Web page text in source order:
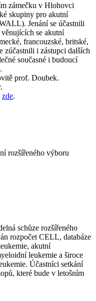
zámečku v Hlohovci
skupiny pro akutní
Jenání se účastnili
se akutní
francouzské, britské,
zúčastnili i zástupci dalších
současné i budoucí
prof. Doubek.
zde.
rozšířeného výboru
schůze rozšířeného
rozpočet CELL, databáze
akutní
leukemie a široce
Účastníci setkání
které bude v letošním